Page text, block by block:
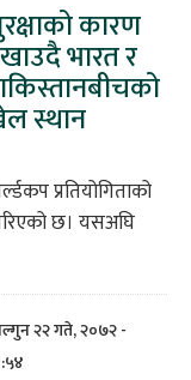
कारण
भारत र
स्थान
प्रतियोगिताको
छ। यसअघि
२२ गते, २०७२ -